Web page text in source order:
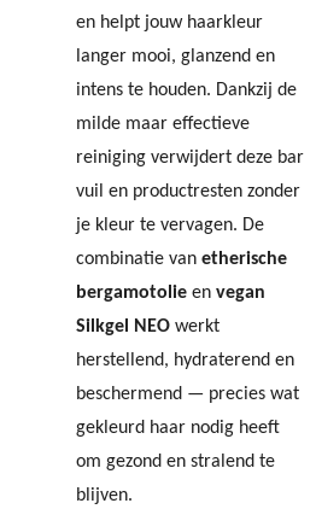
en helpt jouw haarkleur
langer mooi, glanzend en
intens te houden. Dankzij de
milde maar effectieve
reiniging verwijdert deze bar
vuil en productresten zonder
je kleur te vervagen. De
combinatie van etherische
bergamotolie en vegan
Silkgel NEO werkt
herstellend, hydraterend en
beschermend — precies wat
gekleurd haar nodig heeft
om gezond en stralend te
blijven.